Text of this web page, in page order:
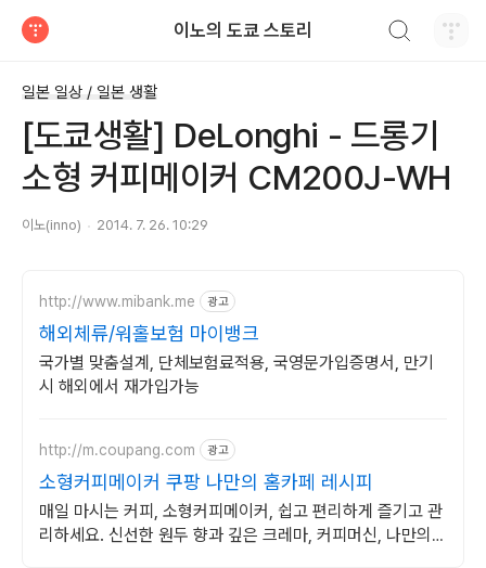
이노의 도쿄 스토리
일본 일상 / 일본 생활
[도쿄생활] DeLonghi - 드롱기
소형 커피메이커 CM200J-WH
이노(inno) 2014. 7. 26. 10:29
http://www.mibank.me 광고
해외체류/워홀보험 마이뱅크
국가별 맞춤설계, 단체보험료적용, 국영문가입증명서, 만기
시 해외에서 재가입가능
http://m.coupang.com 광고
소형커피메이커 쿠팡 나만의 홈카페 레시피
매일 마시는 커피, 소형커피메이커, 쉽고 편리하게 즐기고 관
리하세요. 신선한 원두 향과 깊은 크레마, 커피머신, 나만의